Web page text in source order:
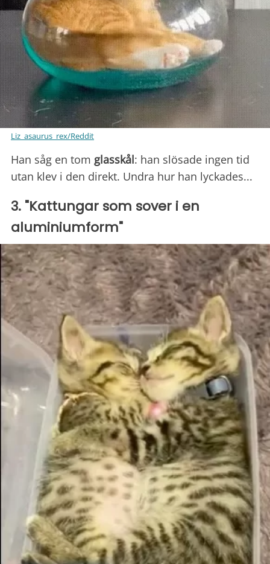
Liz_asaurus_rex/Reddit
Han såg en tom glasskål: han slösade ingen tid
utan klev i den direkt. Undra hur han lyckades...
3. "Kattungar som sover i en
aluminiumform"